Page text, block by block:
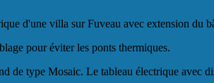
d'une villa sur Fuveau avec extension du
pour éviter les ponts thermiques.
de type Mosaic. Le tableau électrique avec